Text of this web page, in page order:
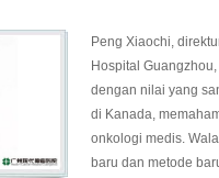
Peng Xiaochi,
Hospital
dengan nilai yang
di Kanada,
onkologi medis.
baru dan metode